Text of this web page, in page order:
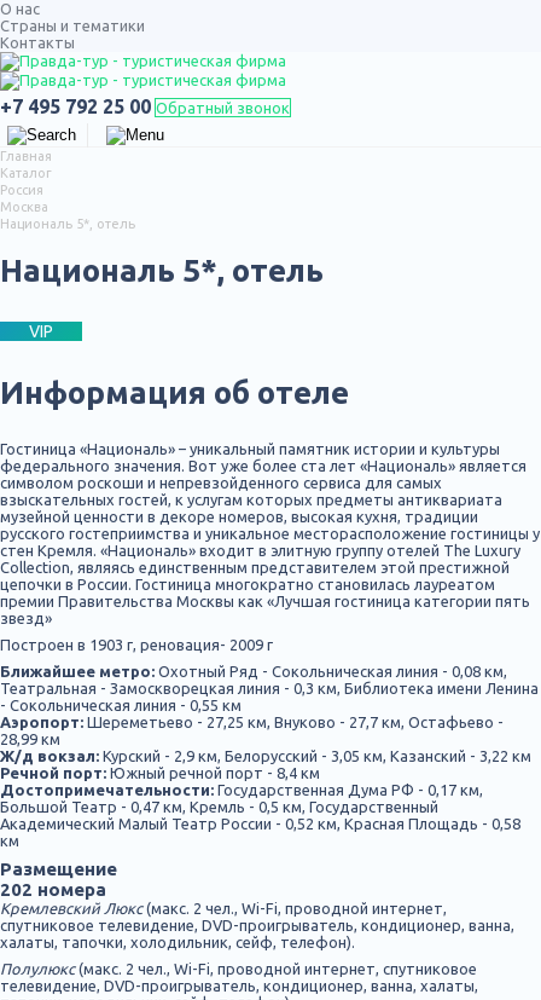
О нас
Страны и тематики
Контакты
ТУРЫ ПО РОССИИ
+7 495 792 25 00 Обратный звонок
Главная
Каталог
Россия
Москва
Националь 5*, отель
Националь 5*, отель
VIP
Информация об отеле
Гостиница «Националь» – уникальный памятник истории и культуры
федерального значения. Вот уже более ста лет «Националь» является
символом роскоши и непревзойденного сервиса для самых
взыскательных гостей, к услугам которых предметы антиквариата
музейной ценности в декоре номеров, высокая кухня, традиции
русского гостеприимства и уникальное месторасположение гостиницы у
стен Кремля. «Националь» входит в элитную группу отелей The Luxury
Collection, являясь единственным представителем этой престижной
цепочки в России. Гостиница многократно становилась лауреатом
премии Правительства Москвы как «Лучшая гостиница категории пять
звезд»
Построен в 1903 г, реновация- 2009 г
Ближайшее метро: Охотный Ряд - Сокольническая линия - 0,08 км,
Театральная - Замоскворецкая линия - 0,3 км, Библиотека имени Ленина
- Сокольническая линия - 0,55 км
Аэропорт: Шереметьево - 27,25 км, Внуково - 27,7 км, Остафьево -
28,99 км
Ж/д вокзал: Курский - 2,9 км, Белорусский - 3,05 км, Казанский - 3,22 км
Речной порт: Южный речной порт - 8,4 км
Достопримечательности: Государственная Дума РФ - 0,17 км,
Большой Театр - 0,47 км, Кремль - 0,5 км, Государственный
Академический Малый Театр России - 0,52 км, Красная Площадь - 0,58
км
Размещение
202 номера
Кремлевский Люкс(макс. 2 чел., Wi-Fi, проводной интернет,
спутниковое телевидение, DVD-проигрыватель, кондиционер, ванна,
халаты, тапочки, холодильник, сейф, телефон).
Полулюкс(макс. 2 чел., Wi-Fi, проводной интернет, спутниковое
телевидение, DVD-проигрыватель, кондиционер, ванна, халаты,